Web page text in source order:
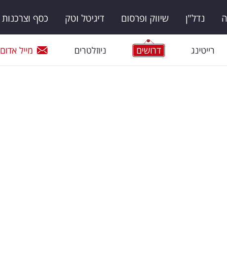
נדל"ן שיווק ופרסום דיגיטל וטק כסף וצרכנות
רייטינג דרושים ניוזלטרים מייל אדום